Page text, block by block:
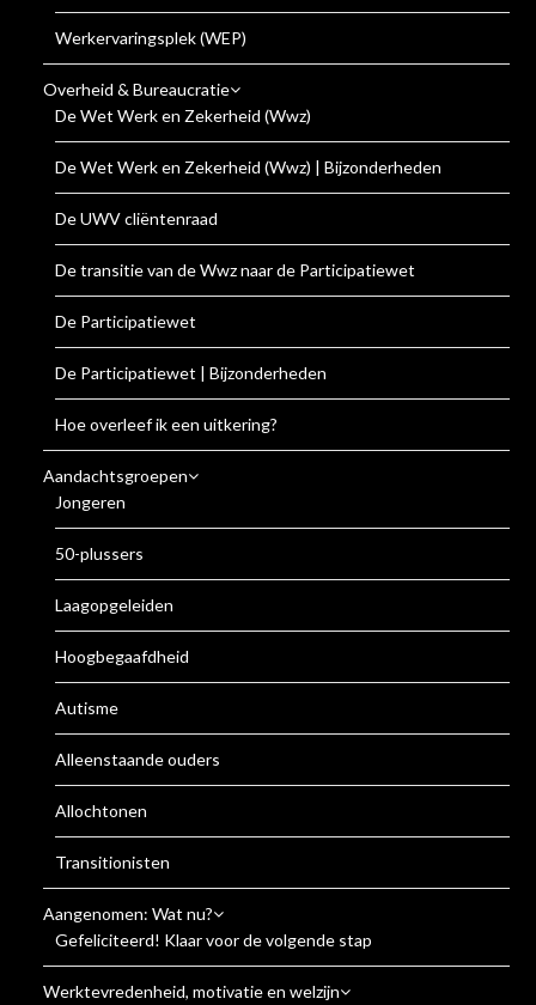
Werkervaringsplek (WEP)
Overheid & Bureaucratie
De Wet Werk en Zekerheid (Wwz)
De Wet Werk en Zekerheid (Wwz) | Bijzonderheden
De UWV cliëntenraad
De transitie van de Wwz naar de Participatiewet
De Participatiewet
De Participatiewet | Bijzonderheden
Hoe overleef ik een uitkering?
Aandachtsgroepen
Jongeren
50-plussers
Laagopgeleiden
Hoogbegaafdheid
Autisme
Alleenstaande ouders
Allochtonen
Transitionisten
Aangenomen: Wat nu?
Gefeliciteerd! Klaar voor de volgende stap
Werktevredenheid, motivatie en welzijn